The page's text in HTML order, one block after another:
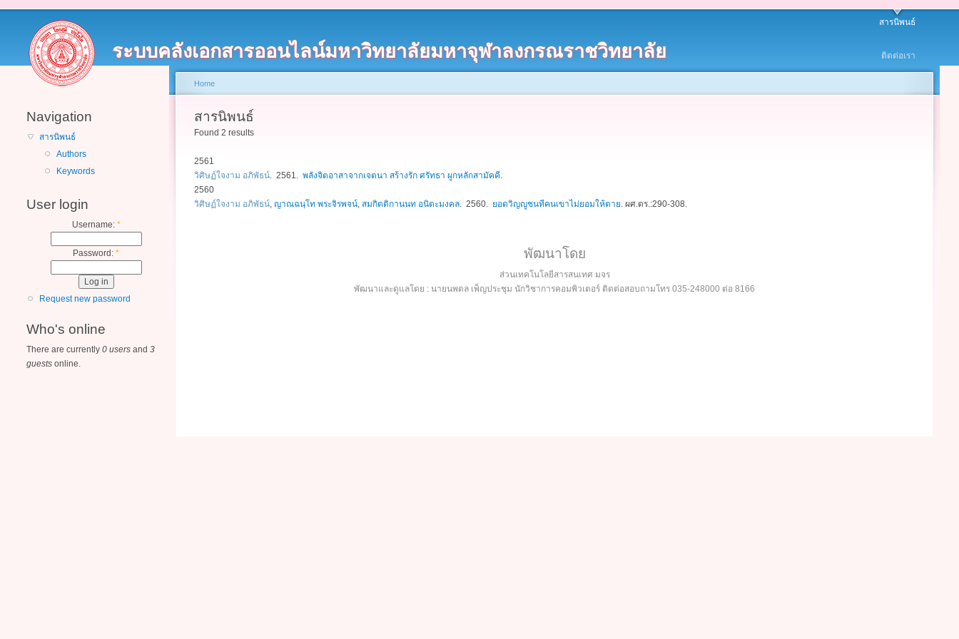
ระบบคลังเอกสารออนไลน์มหาวิทยาลัยมหาจุฬาลงกรณราชวิทยาลัย
สารนิพนธ์
ติดต่อเรา
Navigation
สารนิพนธ์
Authors
Keywords
User login
Username: *
Password: *
Request new password
Who's online
There are currently 0 users and 3
guests online.
Home
สารนิพนธ์
Found 2 results
2561
วิศิษฏ์ใจงาม อภิพัธน์. 2561. พลังจิตอาสาจากเจตนา สร้างรัก ศรัทธา ผูกหลักสามัคคี.
2560
วิศิษฏ์ใจงาม อภิพัธน์, ญาณฉนฺโท พระจิรพจน์, สมกิตติกานนท อนิตะมงคล. 2560. ยอดวิญญูชนทีคนเขาไม่ยอมให้ตาย. ผศ.ดร.:290-308.
พัฒนาโดย
ส่วนเทคโนโลยีสารสนเทศ มจร
พัฒนาและดูแลโดย : นายนพดล เพ็ญประชุม นักวิชาการคอมพิวเตอร์ ติดต่อสอบถามโทร 035-248000 ต่อ 8166